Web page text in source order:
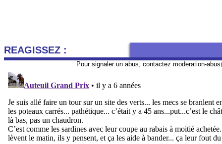
REAGISSEZ :
Pour signaler un abus, contactez moderation-